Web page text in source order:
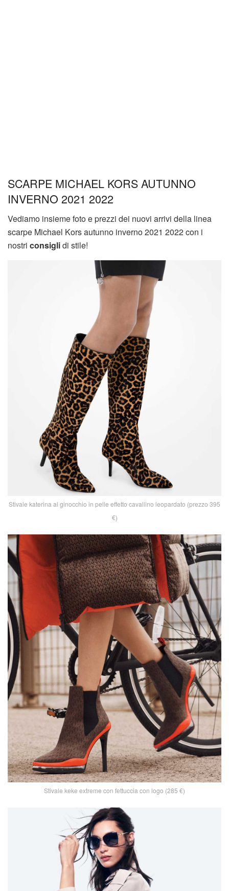
SCARPE MICHAEL KORS AUTUNNO
INVERNO 2021 2022
Vediamo insieme foto e prezzi dei nuovi arrivi della linea
scarpe Michael Kors autunno inverno 2021 2022 con i
nostri consiglidi stile!
Stivale katerina al ginocchio in pelle effetto cavallino leopardato (prezzo 395
€)
Stivale keke extreme con fettuccia con logo (285 €)